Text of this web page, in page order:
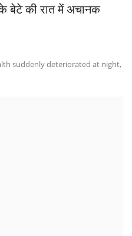
बेटे की रात में अचानक
suddenly deteriorated at night,